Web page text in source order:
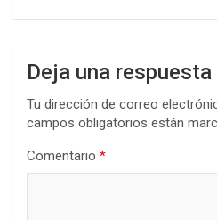
Deja una respuesta
Tu dirección de correo
campos obligatorios están
Comentario *